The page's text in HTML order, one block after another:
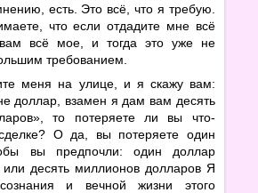
есть. Это всё, что я требую.
что если отдадите мне всё
всё мое, и тогда это уже не
требованием.
меня на улице, и я скажу вам:
доллар, взамен я дам вам десять
то потеряете ли вы что-
О да, вы потеряете один
вы предпочли: один доллар
или десять миллионов долларов Я
и вечной жизни этого